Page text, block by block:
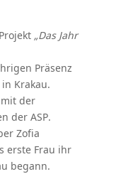
„Das Jahr
Präsenz
Krakau.
der
der ASP.
Zofia
erste Frau ihr
begann.